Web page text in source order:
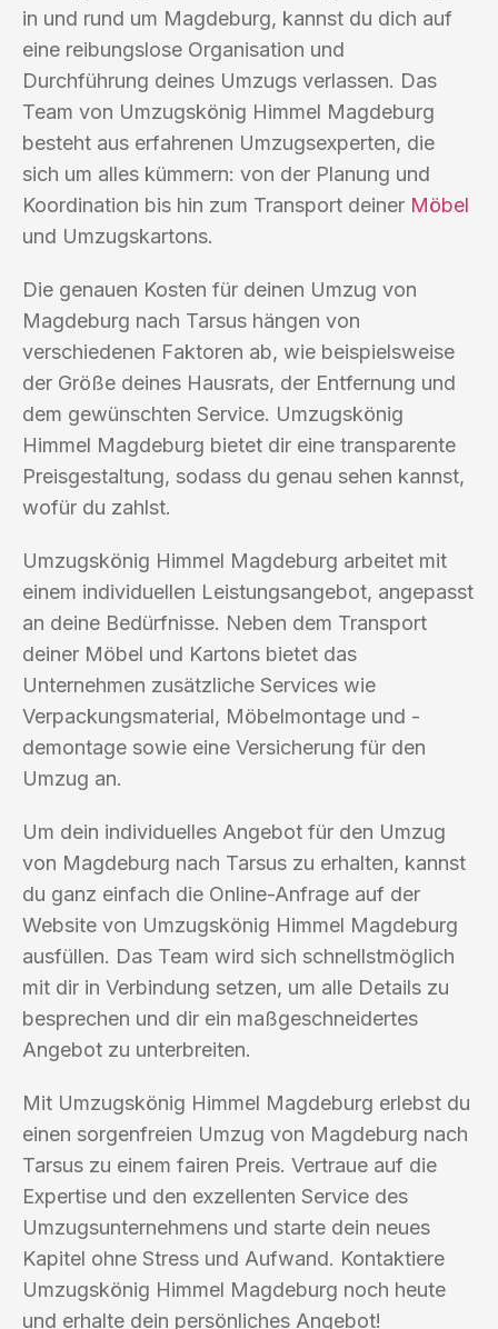
in und rund um Magdeburg, kannst du dich auf
eine reibungslose Organisation und
Durchführung deines Umzugs verlassen. Das
Team von Umzugskönig Himmel Magdeburg
besteht aus erfahrenen Umzugsexperten, die
sich um alles kümmern: von der Planung und
Koordination bis hin zum Transport deiner Möbel
und Umzugskartons.
Die genauen Kosten für deinen Umzug von
Magdeburg nach Tarsus hängen von
verschiedenen Faktoren ab, wie beispielsweise
der Größe deines Hausrats, der Entfernung und
dem gewünschten Service. Umzugskönig
Himmel Magdeburg bietet dir eine transparente
Preisgestaltung, sodass du genau sehen kannst,
wofür du zahlst.
Umzugskönig Himmel Magdeburg arbeitet mit
einem individuellen Leistungsangebot, angepasst
an deine Bedürfnisse. Neben dem Transport
deiner Möbel und Kartons bietet das
Unternehmen zusätzliche Services wie
Verpackungsmaterial, Möbelmontage und -
demontage sowie eine Versicherung für den
Umzug an.
Um dein individuelles Angebot für den Umzug
von Magdeburg nach Tarsus zu erhalten, kannst
du ganz einfach die Online-Anfrage auf der
Website von Umzugskönig Himmel Magdeburg
ausfüllen. Das Team wird sich schnellstmöglich
mit dir in Verbindung setzen, um alle Details zu
besprechen und dir ein maßgeschneidertes
Angebot zu unterbreiten.
Mit Umzugskönig Himmel Magdeburg erlebst du
einen sorgenfreien Umzug von Magdeburg nach
Tarsus zu einem fairen Preis. Vertraue auf die
Expertise und den exzellenten Service des
Umzugsunternehmens und starte dein neues
Kapitel ohne Stress und Aufwand. Kontaktiere
Umzugskönig Himmel Magdeburg noch heute
und erhalte dein persönliches Angebot!